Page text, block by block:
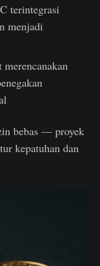
terintegrasi
menjadi
bebas — proyek
kepatuhan dan